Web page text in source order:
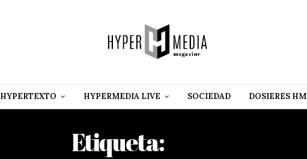
HYPERTEXTO HYPERMEDIA LIVE SOCIEDAD DOSIERES HM
Etiqueta: